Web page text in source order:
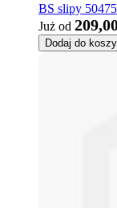
BS slipy
Już od
Dodaj do